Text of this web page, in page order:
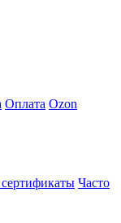
Оплата Ozon
Часто